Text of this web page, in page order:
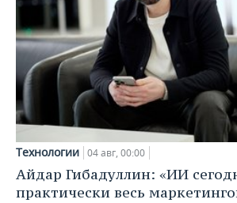
Технологии 04 авг, 00:00
Айдар Гибадуллин: «ИИ
практически весь